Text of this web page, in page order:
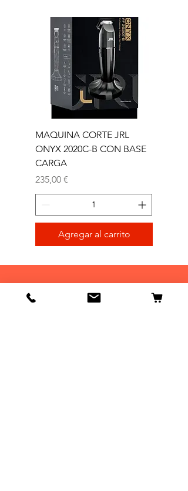
MAQUINA CORTE JRL
ONYX 2020C-B CON BASE
CARGA
Precio
235,00 €
Agregar al carrito
Tienda